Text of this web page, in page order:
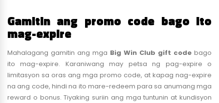
Gamitin ang promo code bago ito
mag-expire
Mahalagang gamitin ang mga Big Win Club gift code bago
ito mag-expire. Karaniwang may petsa ng pag-expire o
limitasyon sa oras ang mga promo code, at kapag nag-expire
na ang code, hindi na ito mare-redeem para sa anumang mga
reward o bonus. Tiyaking suriin ang mga tuntunin at kundisyon